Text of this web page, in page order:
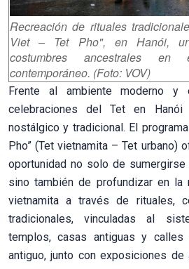
Recreación de rituales
Viet – Tet Pho", en Hanói,
costumbres ancestrales
contemporáneo. (Foto: VOV)
Frente al ambiente moderno y
celebraciones del Tet en
nostálgico y tradicional. El
Pho” (Tet vietnamita – Tet urbano)
oportunidad no solo de
sino también de profundizar en la
vietnamita a través de rituales,
tradicionales, vinculadas al
templos, casas antiguas y calles
antiguo, junto con exposiciones de